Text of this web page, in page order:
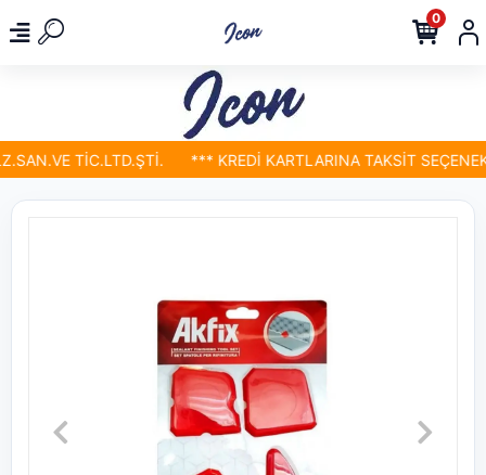
TİC.LTD.ŞTİ. *** KREDİ KARTLARINA TAKSİT
0